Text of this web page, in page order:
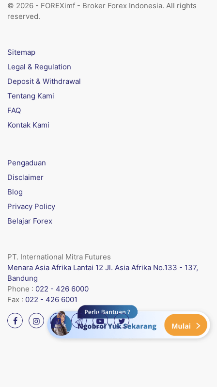
© 2026 - FOREXimf - Broker Forex Indonesia. All rights
reserved.
Sitemap
Legal & Regulation
Deposit & Withdrawal
Tentang Kami
FAQ
Kontak Kami
Pengaduan
Disclaimer
Blog
Privacy Policy
Belajar Forex
PT. International Mitra Futures
Menara Asia Afrika Lantai 12 Jl. Asia Afrika No.133 - 137,
Bandung
Phone : 022 - 426 6000
Fax : 022 - 426 6001